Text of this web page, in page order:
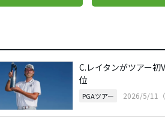
C.レイタンがツアー
位
PGAツアー 2026/5/11